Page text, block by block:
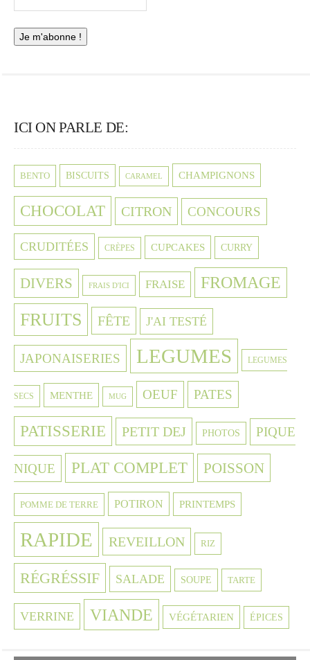
ICI ON PARLE DE:
BENTO BISCUITS CARAMEL CHAMPIGNONS
CHOCOLAT CITRON CONCOURS
CRUDITÉES CRÈPES CUPCAKES CURRY
DIVERS FRAIS D'ICI FRAISE FROMAGE
FRUITS FÊTE J'AI TESTÉ
JAPONAISERIES LEGUMES LEGUMES
SECS MENTHE MUG OEUF PATES
PATISSERIE PETIT DEJ PHOTOS PIQUE
NIQUE PLAT COMPLET POISSON
POMME DE TERRE POTIRON PRINTEMPS
RAPIDE REVEILLON RIZ
RÉGRÉSSIF SALADE SOUPE TARTE
VERRINE VIANDE VÉGÉTARIEN ÉPICES